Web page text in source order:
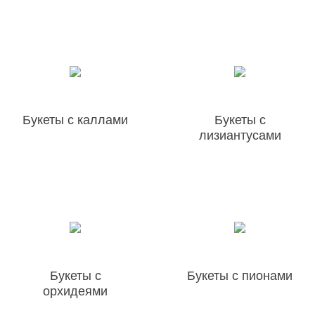
Букеты с каллами
Букеты с
лизиантусами
Букеты с
орхидеями
Букеты с пионами